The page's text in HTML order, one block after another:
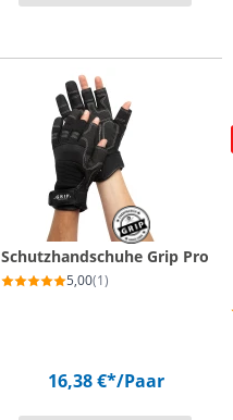
Schutzhandschuhe Grip Pro
5,00(1)
16,38 €*/Paar